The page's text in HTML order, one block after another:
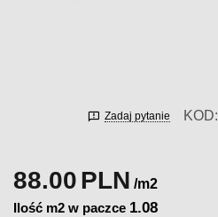
Zadaj pytanie KOD:
88.00PLN /m2
Ilość m2 w paczce 1.08